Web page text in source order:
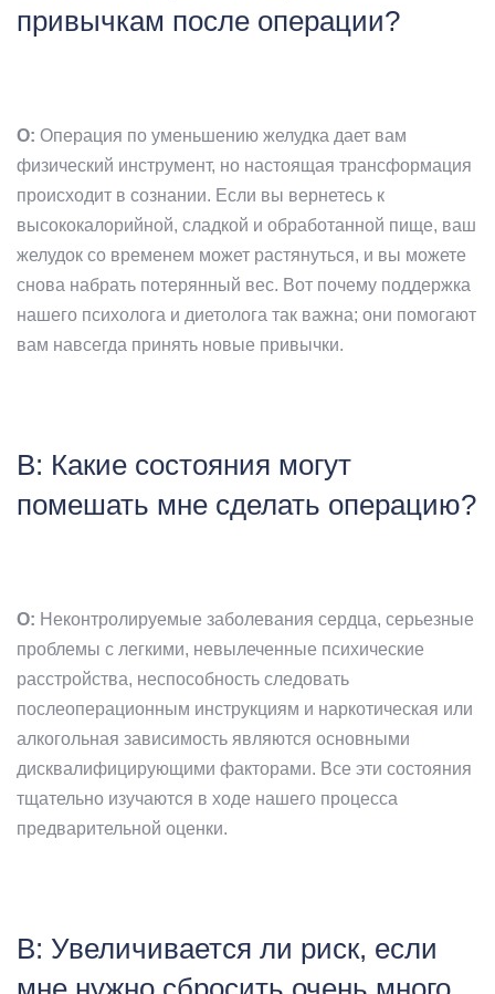
привычкам после операции?
О: Операция по уменьшению желудка дает вам
физический инструмент, но настоящая трансформация
происходит в сознании. Если вы вернетесь к
высококалорийной, сладкой и обработанной пище, ваш
желудок со временем может растянуться, и вы можете
снова набрать потерянный вес. Вот почему поддержка
нашего психолога и диетолога так важна; они помогают
вам навсегда принять новые привычки.
В: Какие состояния могут
помешать мне сделать операцию?
О: Неконтролируемые заболевания сердца, серьезные
проблемы с легкими, невылеченные психические
расстройства, неспособность следовать
послеоперационным инструкциям и наркотическая или
алкогольная зависимость являются основными
дисквалифицирующими факторами. Все эти состояния
тщательно изучаются в ходе нашего процесса
предварительной оценки.
В: Увеличивается ли риск, если